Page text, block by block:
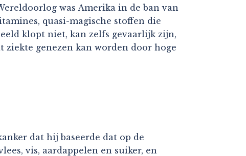
was Amerika in de ban van
quasi-magische stoffen die
klopt niet, kan zelfs gevaarlijk zijn,
genezen kan worden door hoge
dat hij baseerde dat op de
vis, aardappelen en suiker, en